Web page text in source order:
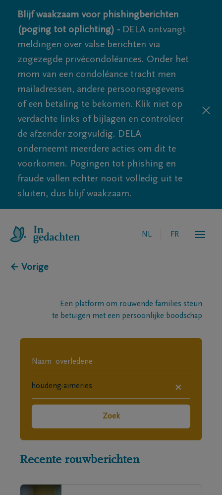
Blijf waakzaam voor phishingberichten
(poging tot oplichting) - DELA ontvangt
meldingen over valse berichten via
zogezegde privécondoléances. Onder het
mom van een condoléance tracht men
mailadressen, andere persoonsgegevens
of een betaling te bekomen. Klik niet op
verdachte links of bijlagen en controleer
de afzender zorgvuldig. DELA
onderneemt meerdere acties om dit te
voorkomen. Pogingen tot phishing en
fraude vallen echter nooit volledig uit te
sluiten, dus blijf waakzaam.
NL FR
← Vorige
Een platform om rouwende families steun
te betuigen met een persoonlijke boodschap
×
Zoek
Recente rouwberichten